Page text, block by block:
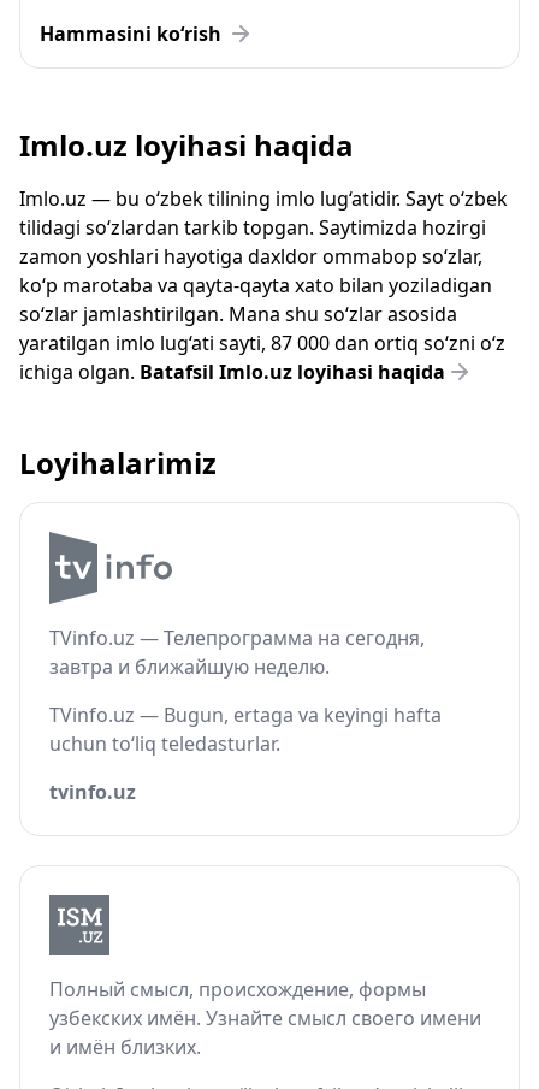
Hammasini ko‘rish
Imlo.uz loyihasi haqida
Imlo.uz — bu o‘zbek tilining imlo lug‘atidir. Sayt o‘zbek
tilidagi so‘zlardan tarkib topgan. Saytimizda hozirgi
zamon yoshlari hayotiga daxldor ommabop so‘zlar,
ko‘p marotaba va qayta-qayta xato bilan yoziladigan
so‘zlar jamlashtirilgan. Mana shu so‘zlar asosida
yaratilgan imlo lug‘ati sayti, 87 000 dan ortiq so‘zni o‘z
ichiga olgan. Batafsil Imlo.uz loyihasi haqida
Loyihalarimiz
TVinfo.uz — Телепрограмма на сегодня,
завтра и ближайшую неделю.
TVinfo.uz — Bugun, ertaga va keyingi hafta
uchun to‘liq teledasturlar.
tvinfo.uz
Полный смысл, происхождение, формы
узбекских имён. Узнайте смысл своего имени
и имён близких.